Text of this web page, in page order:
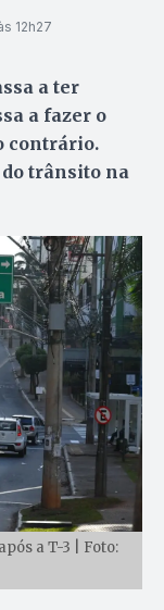
12h27
a ter
a fazer o
contrário.
trânsito na
a T-3 | Foto: